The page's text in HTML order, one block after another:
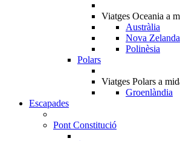
Viatges Oceania a
Austràlia
Nova Zelanda
Polinèsia
Polars
Viatges Polars a
Groenlàndia
Escapades
Pont Constitució